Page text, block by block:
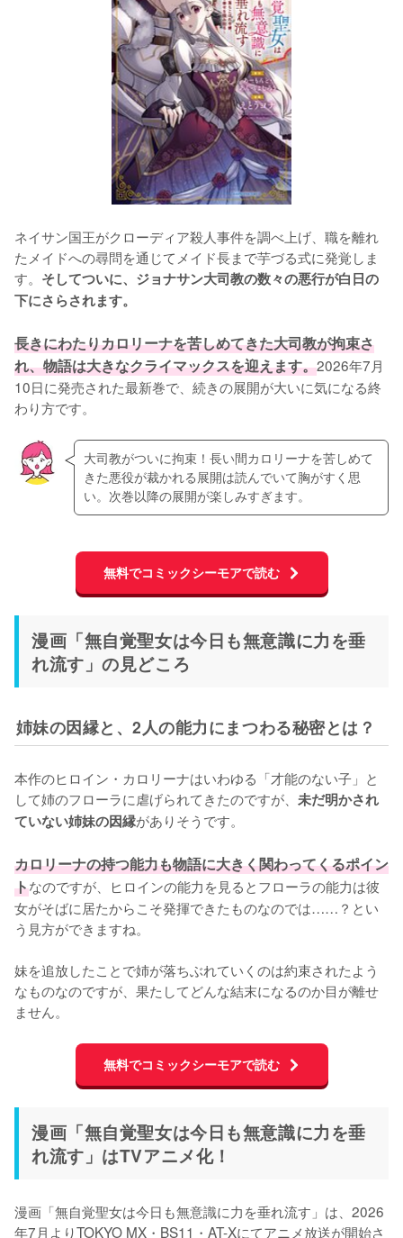
ネイサン国王がクローディア殺人事件を調べ上げ、職を離れ
たメイドへの尋問を通じてメイド長まで芋づる式に発覚しま
す。 そしてついに、ジョナサン大司教の数々の悪行が白日の
下にさらされます。
長きにわたりカロリーナを苦しめてきた大司教が拘束さ
れ、物語は大きなクライマックスを迎えます。2026年7月
10日に発売された最新巻で、続きの展開が大いに気になる終
わり方です。
大司教がついに拘束！長い間カロリーナを苦しめて
きた悪役が裁かれる展開は読んでいて胸がすく思
い。次巻以降の展開が楽しみすぎます。
無料でコミックシーモアで読む
漫画「無自覚聖女は今日も無意識に力を垂
れ流す」の見どころ
姉妹の因縁と、2人の能力にまつわる秘密とは？
本作のヒロイン・カロリーナはいわゆる「才能のない子」と
して姉のフローラに虐げられてきたのですが、 未だ明かされ
ていない姉妹の因縁がありそうです。
カロリーナの持つ能力も物語に大きく関わってくるポイン
トなのですが、ヒロインの能力を見るとフローラの能力は彼
女がそばに居たからこそ発揮できたものなのでは……？とい
う見方ができますね。
妹を追放したことで姉が落ちぶれていくのは約束されたよう
なものなのですが、果たしてどんな結末になるのか目が離せ
ません。
無料でコミックシーモアで読む
漫画「無自覚聖女は今日も無意識に力を垂
れ流す」はTVアニメ化！
漫画「無自覚聖女は今日も無意識に力を垂れ流す」は、2026
年7月よりTOKYO MX・BS11・AT-Xにてアニメ放送が開始さ